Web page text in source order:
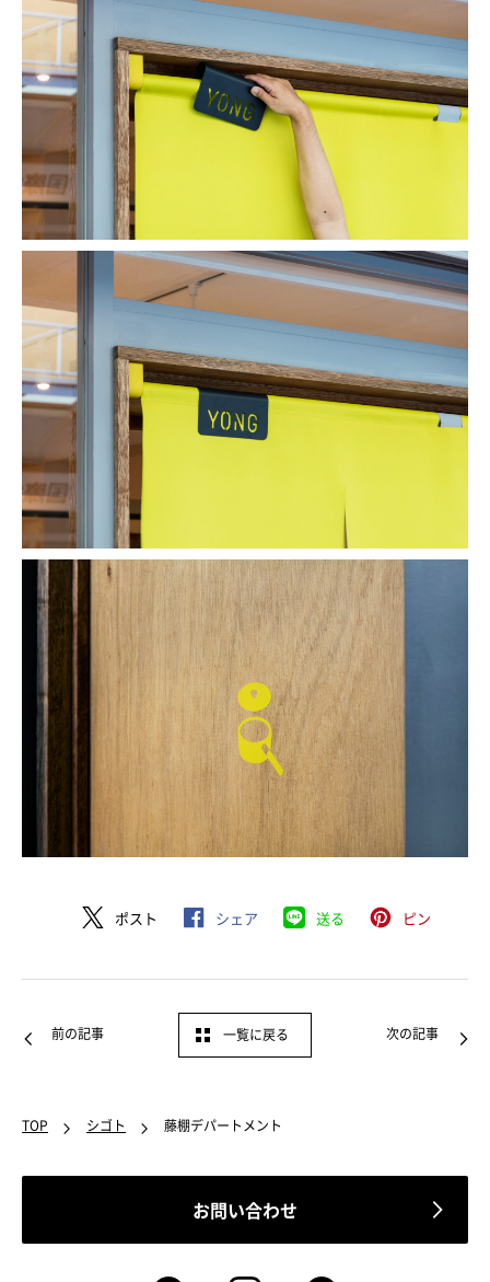
ポスト シェア 送る ピン
前の記事 一覧に戻る 次の記事
TOP シゴト 藤棚デパートメント
お問い合わせ